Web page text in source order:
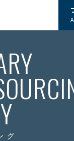
グ